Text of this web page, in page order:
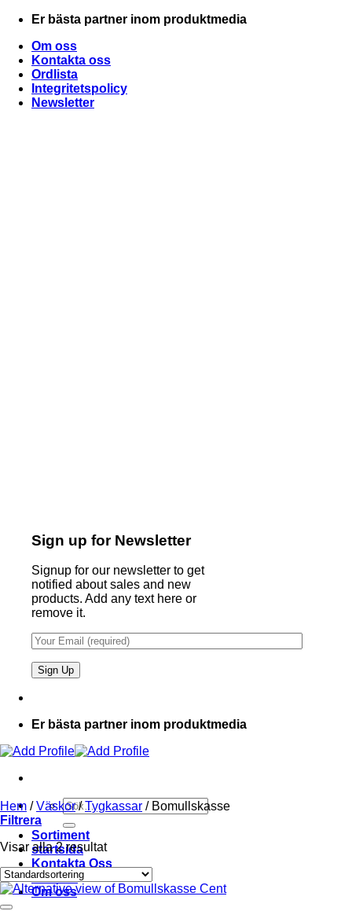
Skip
content
Er bästa partner inom produktmedia
Om oss
Kontakta oss
Ordlista
Integritetspolicy
Newsletter
Sign up for Newsletter
Signup for our newsletter to get
notified about sales and new
products. Add any text here or
remove it.
Er bästa partner inom produktmedia
Sök
efter:
Sortiment
startsida
Kontakta Oss
Ordlista
Om oss
Hem / Väskor / Tygkassar /Bomullskasse
Filtrera
Visar alla 2 resultat